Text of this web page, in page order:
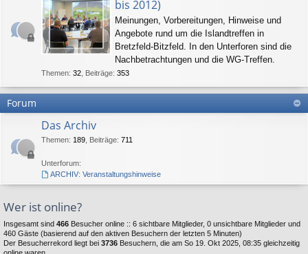
bis 2012)
Meinungen, Vorbereitungen, Hinweise und
Angebote rund um die Islandtreffen in
Bretzfeld-Bitzfeld. In den Unterforen sind die
Nachbetrachtungen und die WG-Treffen.
Themen: 32 Beiträge: 353
Forum
Das Archiv
Themen: 189 Beiträge: 711
Unterforum:
ARCHIV: Veranstaltungshinweise
Wer ist online?
Insgesamt sind 466 Besucher online :: 6 sichtbare Mitglieder, 0 unsichtbare Mitglieder und
460 Gäste (basierend auf den aktiven Besuchern der letzten 5 Minuten)
Der Besucherrekord liegt bei 3736 Besuchern, die am So 19. Okt 2025, 08:35 gleichzeitig